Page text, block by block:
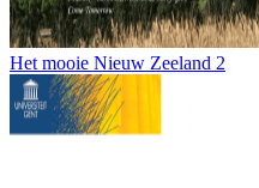
Het mooie Nieuw Zeeland 2